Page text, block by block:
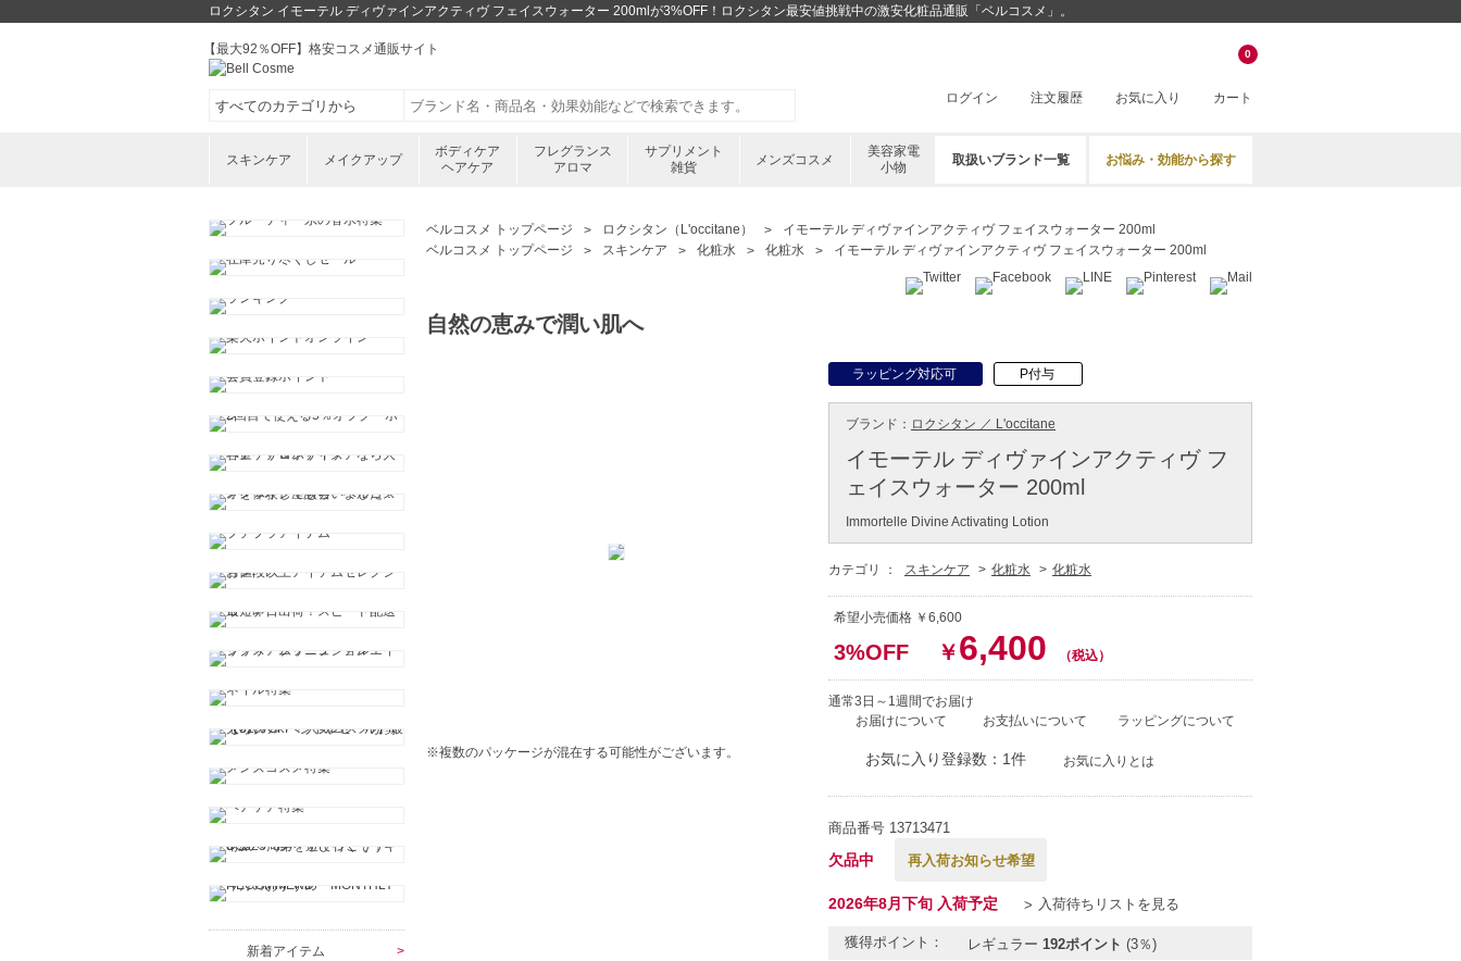
ロクシタン イモーテル ディヴァインアクティヴ フェイスウォーター 200mlが3%OFF！ロクシタン最安値挑戦中の激安化粧品通販「ベルコスメ」。
【最大92％OFF】格安コスメ通販サイト
ログイン 注文履歴 お気に入り カート
0
スキンケア メイクアップ
ボディケア
ヘアケア
フレグランス
アロマ
サプリメント
雑貨
メンズコスメ
美容家電
小物
取扱いブランド一覧 お悩み・効能から探す
ベルコスメ トップページ ロクシタン（L'occitane）
イモーテル ディヴァインアクティヴ フェイスウォーター 200ml
ベルコスメ トップページ
スキンケア 化粧水 化粧水 イモーテル ディヴァインアクティヴ フェイスウォーター 200ml
自然の恵みで潤い肌へ
※複数のパッケージが混在する可能性がございます。
ラッピング対応可 P付与
ブランド： ロクシタン ／ L'occitane
イモーテル ディヴァインアクティヴ フ
ェイスウォーター 200ml
Immortelle Divine Activating Lotion
カテゴリ ： スキンケア 化粧水 化粧水
希望小売価格 ￥6,600
3%OFF ￥6,400 （税込）
通常3日～1週間でお届け
お届けについて
お支払いについて ラッピングについて
お気に入り登録数：1件 お気に入りとは
商品番号 13713471
欠品中 再入荷お知らせ希望
2026年8月下旬 入荷予定 入荷待ちリストを見る
獲得ポイント： レギュラー 192ポイント (3％)
新着アイテム